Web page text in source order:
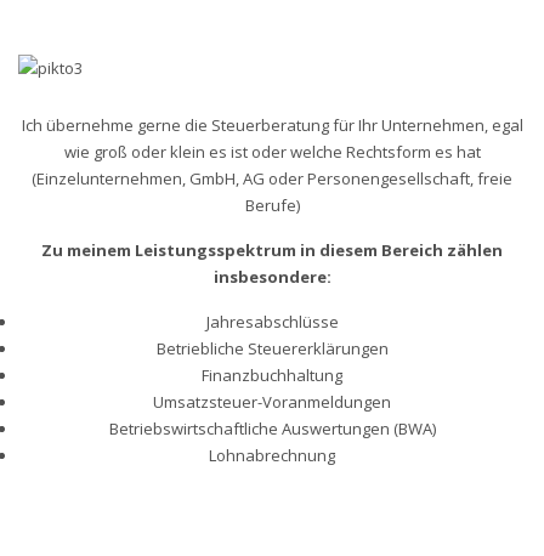
Ich übernehme gerne die Steuerberatung für Ihr Unternehmen, egal
wie groß oder klein es ist oder welche Rechtsform es hat
(Einzelunternehmen, GmbH, AG oder Personengesellschaft, freie
Berufe)
Zu meinem Leistungsspektrum in diesem Bereich zählen
insbesondere:
Jahresabschlüsse
Betriebliche Steuererklärungen
Finanzbuchhaltung
Umsatzsteuer-Voranmeldungen
Betriebswirtschaftliche Auswertungen (BWA)
Lohnabrechnung